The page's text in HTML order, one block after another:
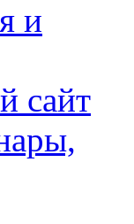
и
сайт